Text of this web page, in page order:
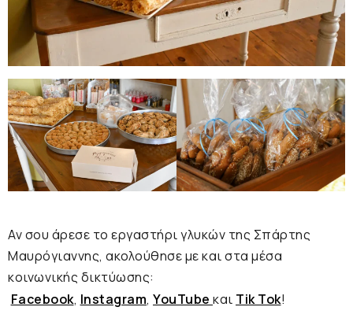
Αν σου άρεσε το εργαστήρι γλυκών της Σπάρτης
Μαυρόγιαννης, ακολούθησε με και στα μέσα
κοινωνικής δικτύωσης:
Facebook, Instagram, YouTube και Tik Tok!